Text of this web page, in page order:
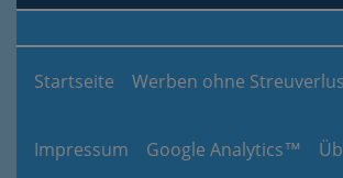
Startseite Werben ohne
Impressum Google Analytics™